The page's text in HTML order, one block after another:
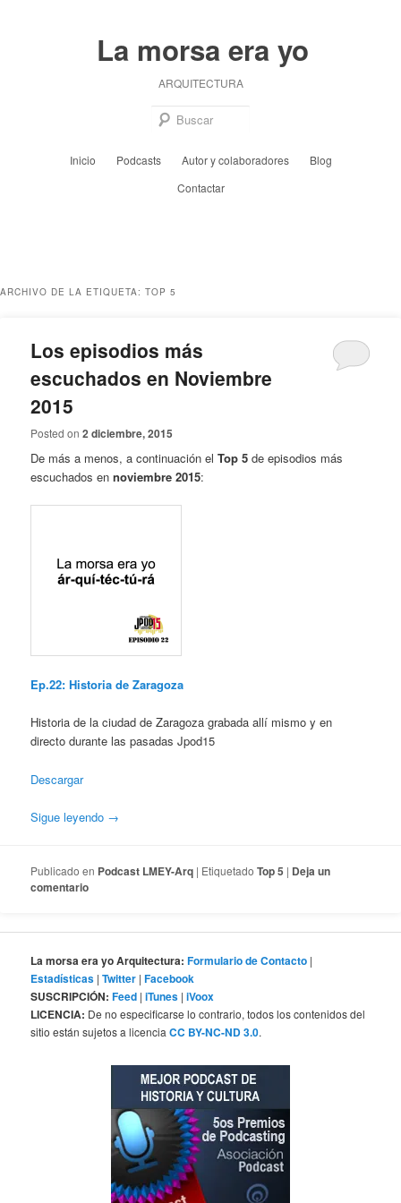
La morsa era yo
ARQUITECTURA
Inicio Podcasts Autor y colaboradores
Blog
Contactar
ARCHIVO DE LA ETIQUETA: TOP 5
Los episodios más
escuchados en Noviembre
2015
Posted on2 diciembre, 2015
De más a menos, a continuación elTop 5 de episodios más
escuchados ennoviembre 2015:
Ep.22: Historia de Zaragoza
Historia de la ciudad de Zaragoza grabada allí mismo y en
directo durante las pasadas Jpod15
Descargar
Sigue leyendo →
Publicado en Podcast LMEY-Arq | Etiquetado Top 5 | Deja un
comentario
La morsa era yo Arquitectura: Formulario de Contacto |
Estadísticas |Twitter |Facebook
SUSCRIPCIÓN: Feed |iTunes |iVoox
LICENCIA: De no especificarse lo contrario, todos los contenidos del
sitio están sujetos a licenciaCC BY-NC-ND 3.0.